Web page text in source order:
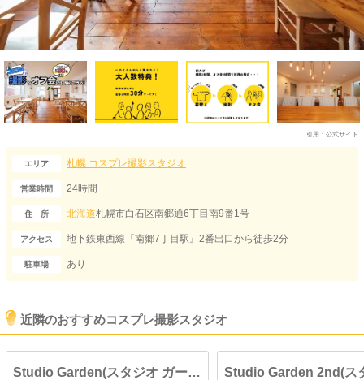
引用： 公式サイト
エリア 札幌 コスプレ撮影スタジオ
営業時間 24時間
住 所 北海道札幌市白石区南郷通6丁目南9番1号
アクセス 地下鉄東西線『南郷7丁目駅』2番出口から徒歩2分
駐車場 あり
近隣のおすすめコスプレ撮影スタジオ
Studio Garden(スタジオ ガーデン)